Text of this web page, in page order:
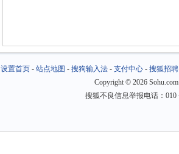
设置首页- 站点地图 - 搜狗输入法- 支付中心- 搜狐招聘
Copyright © 2026
搜狐不良信息举报电话：010